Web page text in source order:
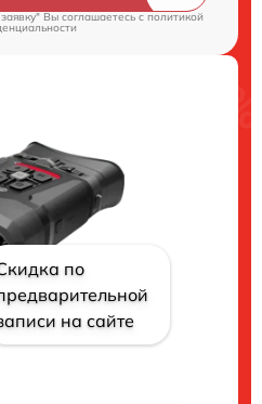
Вы соглашаетесь cполитикой
по
на сайте